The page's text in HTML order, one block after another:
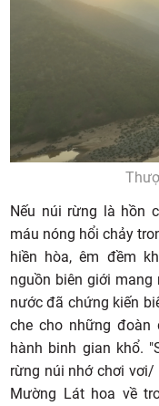
Nếu núi rừng là hồn
máu nóng hổi chảy
hiền hòa, êm đềm
nguồn biên giới mang
nước đã chứng kiến
che cho những đoàn
hành binh gian khổ.
rừng núi nhớ chơi
Mường Lát hoa về